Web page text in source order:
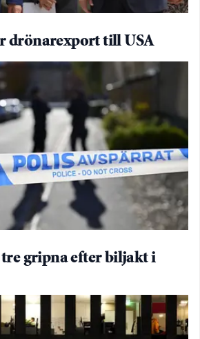
drönarexport till USA
gripna efter biljakt i